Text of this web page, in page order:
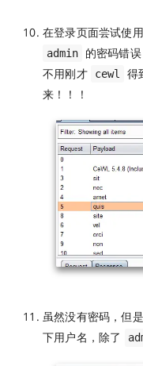
在登录页面尝试使用
admin 的密码错
不用刚才
cewl
得
来！！！
虽然没有密码，但
下用户名，除了